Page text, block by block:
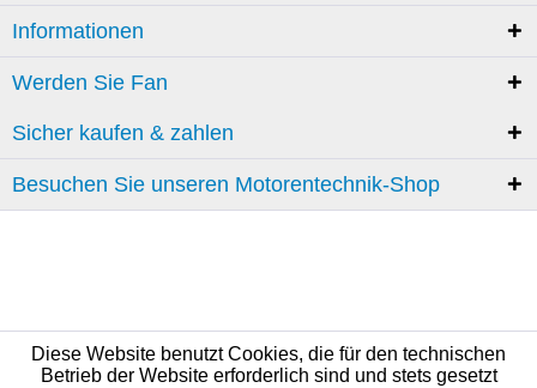
Informationen
Werden Sie Fan
Sicher kaufen & zahlen
Besuchen Sie unseren Motorentechnik-Shop
Diese Website benutzt Cookies, die für den technischen
Betrieb der Website erforderlich sind und stets gesetzt